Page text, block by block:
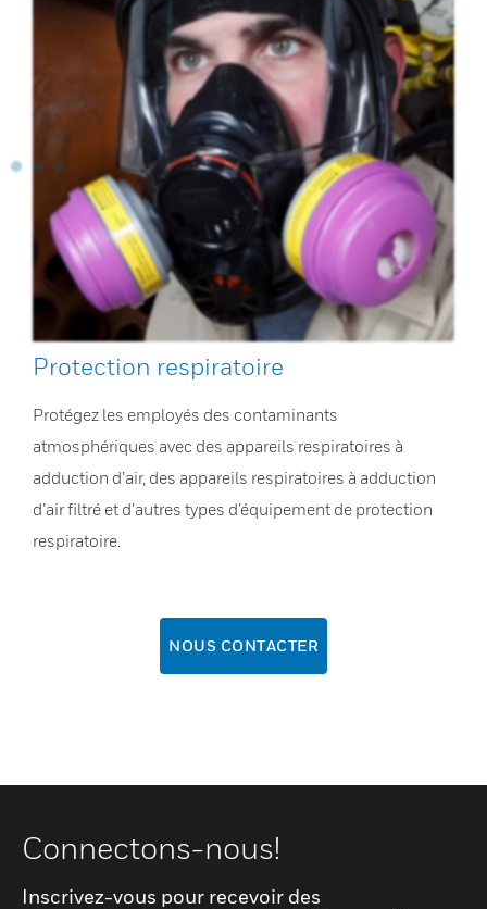
Protection respiratoire
Protégez les employés des contaminants
atmosphériques avec des appareils respiratoires à
adduction d’air, des appareils respiratoires à adduction
d’air filtré et d’autres types d’équipement de protection
respiratoire.
NOUS CONTACTER
Connectons-nous!
Inscrivez-vous pour recevoir des